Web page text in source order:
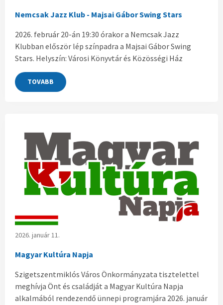
Nemcsak Jazz Klub - Majsai Gábor Swing Stars
2026. február 20-án 19:30 órakor a Nemcsak Jazz
Klubban először lép színpadra a Majsai Gábor Swing
Stars. Helyszín: Városi Könyvtár és Közösségi Ház
TOVABB
2026. január 11.
Magyar Kultúra Napja
Szigetszentmiklós Város Önkormányzata tisztelettel
meghívja Önt és családját a Magyar Kultúra Napja
alkalmából rendezendő ünnepi programjára 2026. január